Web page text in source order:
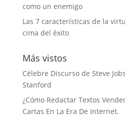
como un enemigo
Las 7 características de la
cima del éxito
Más vistos
Célebre Discurso de Steve
Stanford
¿Cómo Redactar Textos
Cartas En La Era De Internet.